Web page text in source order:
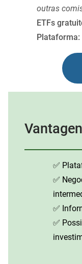
outras
ETFs
Plataforma:
✅
✅
✅
✅